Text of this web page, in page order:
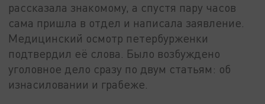
рассказала знакомому, а спустя пару часов
сама пришла в отдел и написала заявление.
Медицинский осмотр петербурженки
подтвердил её слова. Было возбуждено
уголовное дело сразу по двум статьям: об
изнасиловании и грабеже.